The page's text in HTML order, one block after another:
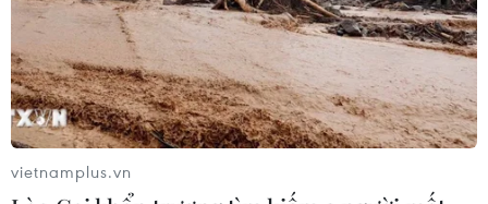
vietnamplus.vn